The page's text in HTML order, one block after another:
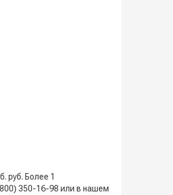
руб. Более 1
350-16-98 или в нашем